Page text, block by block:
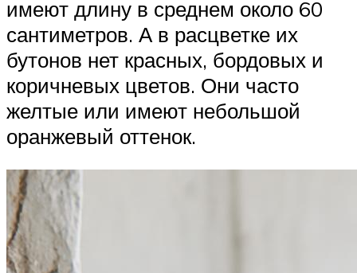
имеют длину в среднем около 60
сантиметров. А в расцветке их
бутонов нет красных, бордовых и
коричневых цветов. Они часто
желтые или имеют небольшой
оранжевый оттенок.